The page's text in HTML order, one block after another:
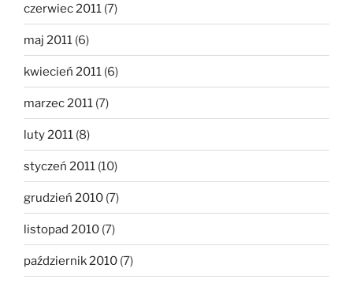
czerwiec 2011 (7)
maj 2011 (6)
kwiecień 2011 (6)
marzec 2011 (7)
luty 2011 (8)
styczeń 2011 (10)
grudzień 2010 (7)
listopad 2010 (7)
październik 2010 (7)